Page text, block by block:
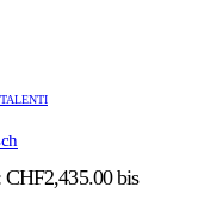
TALENTI
CHF2,435.00 bis